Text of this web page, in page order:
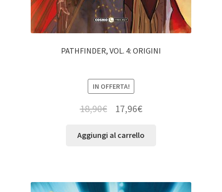
PATHFINDER, VOL. 4: ORIGINI
IN OFFERTA!
18,90€ 17,96€
Aggiungi al carrello